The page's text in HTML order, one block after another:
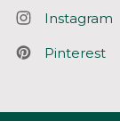
Instagram
Pinterest